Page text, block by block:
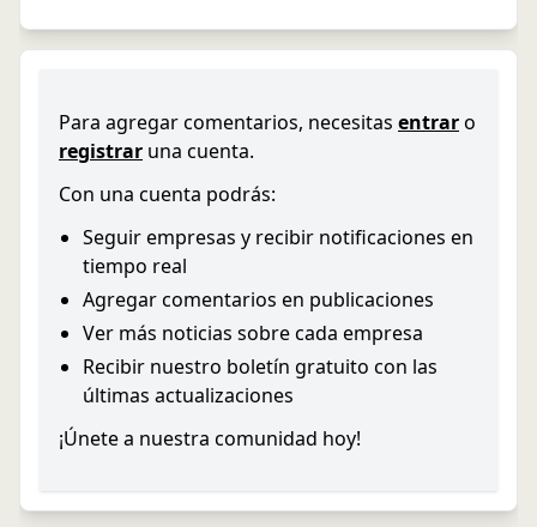
Para agregar comentarios, necesitas entraro
registrar una cuenta.
Con una cuenta podrás:
Seguir empresas y recibir notificaciones en
tiempo real
Agregar comentarios en publicaciones
Ver más noticias sobre cada empresa
Recibir nuestro boletín gratuito con las
últimas actualizaciones
¡Únete a nuestra comunidad hoy!